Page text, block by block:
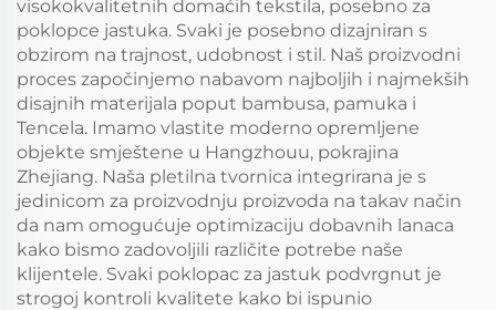
visokokvalitetnih domaćih tekstila, posebno za
poklopce jastuka. Svaki je posebno dizajniran s
obzirom na trajnost, udobnost i stil. Naš proizvodni
proces započinjemo nabavom najboljih i najmekših
disajnih materijala poput bambusa, pamuka i
Tencela. Imamo vlastite moderno opremljene
objekte smještene u Hangzhouu, pokrajina
Zhejiang. Naša pletilna tvornica integrirana je s
jedinicom za proizvodnju proizvoda na takav način
da nam omogućuje optimizaciju dobavnih lanaca
kako bismo zadovoljili različite potrebe naše
klijentele. Svaki poklopac za jastuk podvrgnut je
strogoj kontroli kvalitete kako bi ispunio